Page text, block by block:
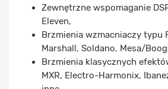
Zewnętrzne wspomaganie
Eleven,
Brzmienia wzmacniaczy typu
Marshall, Soldano, Mesa/
Brzmienia klasycznych
MXR, Electro-Harmonix,